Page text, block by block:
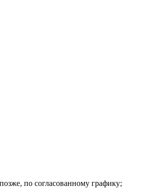
по согласованному графику;